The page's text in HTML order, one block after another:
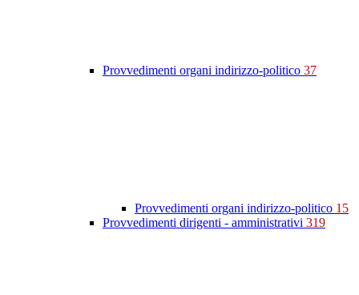
Provvedimenti organi indirizzo-politico 37
Provvedimenti organi indirizzo-politico 15
Provvedimenti dirigenti - amministrativi 319